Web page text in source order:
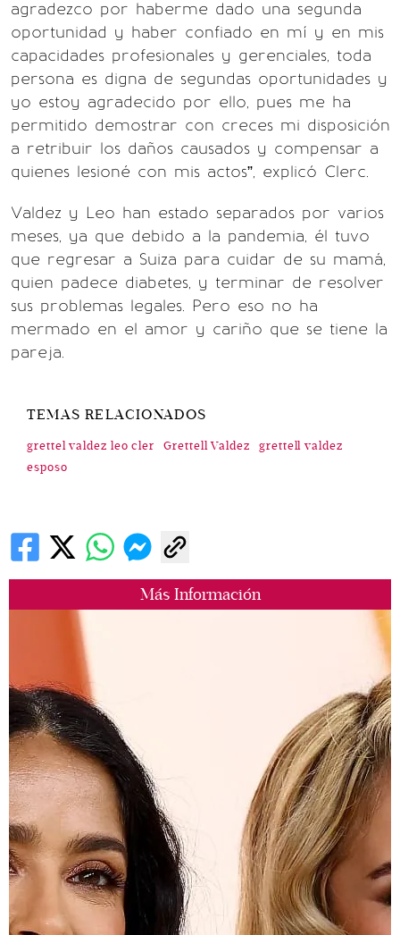
Más Información
agradezco por haberme dado una segunda
oportunidad y haber confiado en mí y en mis
capacidades profesionales y gerenciales, toda
persona es digna de segundas oportunidades y
yo estoy agradecido por ello, pues me ha
permitido demostrar con creces mi disposición
a retribuir los daños causados y compensar a
quienes lesioné con mis actos”, explicó Clerc.
Valdez y Leo han estado separados por varios
meses, ya que debido a la pandemia, él tuvo
que regresar a Suiza para cuidar de su mamá,
quien padece diabetes, y terminar de resolver
sus problemas legales. Pero eso no ha
mermado en el amor y cariño que se tiene la
pareja.
TEMAS RELACIONADOS
grettel valdez leo cler Grettell Valdez
grettell valdez
esposo